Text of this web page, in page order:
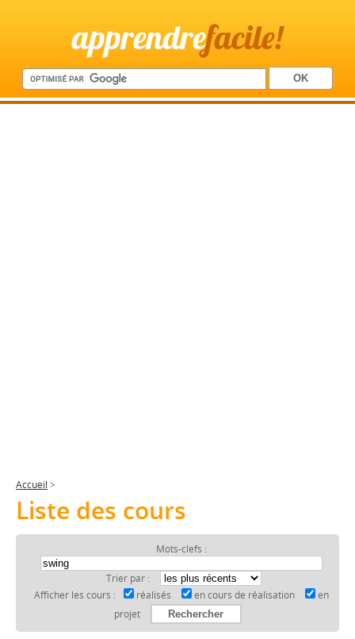
apprendrefacile!
Accueil >
Liste des cours
Mots-clefs :
Trier par :
Afficher les cours :
réalisés en cours de réalisation
en
projet